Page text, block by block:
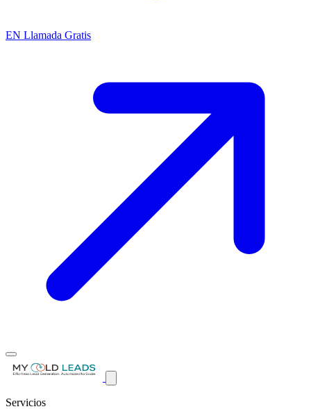
EN Llamada Gratis
Servicios